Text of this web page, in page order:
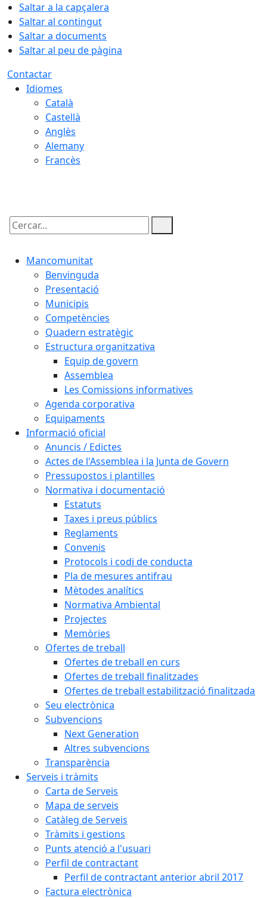
Saltar a la capçalera
Saltar al contingut
Saltar a documents
Saltar al peu de pàgina
Contactar
Idiomes
Català
Castellà
Anglès
Alemany
Francès
Cercar:
Mancomunitat
Benvinguda
Presentació
Municipis
Competències
Quadern estratègic
Estructura organitzativa
Equip de govern
Assemblea
Les Comissions informatives
Agenda corporativa
Equipaments
Informació oficial
Anuncis / Edictes
Actes de l'Assemblea i la Junta de Govern
Pressupostos i plantilles
Normativa i documentació
Estatuts
Taxes i preus públics
Reglaments
Convenis
Protocols i codi de conducta
Pla de mesures antifrau
Mètodes analítics
Normativa Ambiental
Projectes
Memòries
Ofertes de treball
Ofertes de treball en curs
Ofertes de treball finalitzades
Ofertes de treball estabilització finalitzada
Seu electrònica
Subvencions
Next Generation
Altres subvencions
Transparència
Serveis i tràmits
Carta de Serveis
Mapa de serveis
Catàleg de Serveis
Tràmits i gestions
Punts atenció a l'usuari
Perfil de contractant
Perfil de contractant anterior abril 2017
Factura electrònica